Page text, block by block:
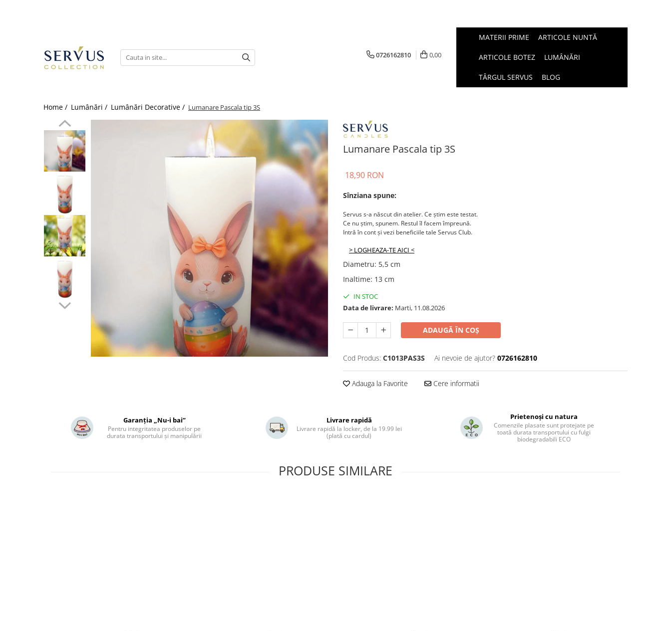
0726162810 0,00
MATERII PRIME ARTICOLE NUNTĂ
ARTICOLE BOTEZ LUMÂNĂRI
TÂRGUL SERVUS BLOG
Home / Lumânări / Lumânări Decorative / Lumanare Pascala tip 3S
Lumanare Pascala tip 3S
18,90 RON
Sînziana spune:
Servus s-a născut din atelier. Ce știm este testat.
Ce nu știm, spunem. Restul îl facem împreună.
Intră în cont și vezi beneficiile tale Servus Club.
> LOGHEAZA-TE AICI <
Diametru: 5,5 cm
Inaltime: 13 cm
IN STOC
Data de livrare: Marti, 11.08.2026
ADAUGĂ ÎN COȘ
Cod Produs: C1013PAS3S Ai nevoie de ajutor? 0726162810
Adauga la Favorite Cere informatii
Garanția „Nu-i bai”
Pentru integritatea produselor pe
durata transportului și manipulării
Livrare rapidă
Livrare rapidă la locker, de la 19.99 lei
(plată cu cardul)
Prietenoși cu natura
Comenzile plasate sunt protejate pe
toată durata transportului cu fulgi
biodegradabili ECO
PRODUSE SIMILARE